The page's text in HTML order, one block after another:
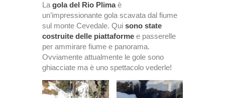
La gola del Rio Plimaè
un’impressionante gola scavata dal fiume
sul monte Cevedale. Qui sono state
costruite delle piattaforme e passerelle
per ammirare fiume e panorama.
Ovviamente attualmente le gole sono
ghiacciate ma è uno spettacolo vederle!